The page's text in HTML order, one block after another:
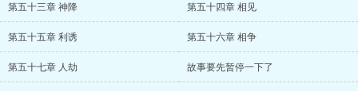
第五十三章 神降 第五十四章 相见
第五十五章 利诱 第五十六章 相争
第五十七章 人劫 故事要先暂停一下了